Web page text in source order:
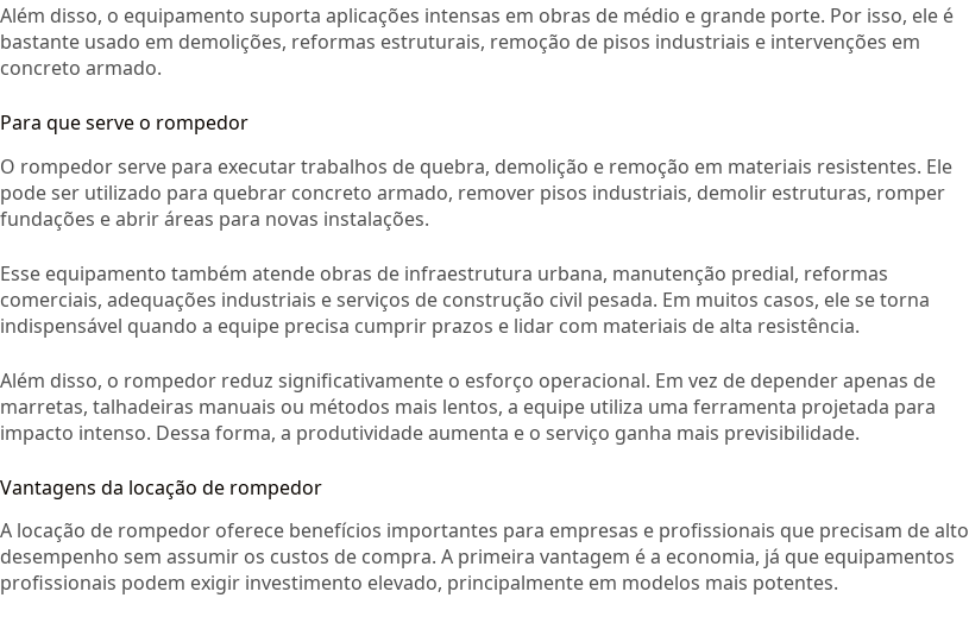
Além disso, o equipamento suporta aplicações intensas em obras de médio e grande porte. Por isso, ele é
bastante usado em demolições, reformas estruturais, remoção de pisos industriais e intervenções em
concreto armado.
Para que serve o rompedor
O rompedor serve para executar trabalhos de quebra, demolição e remoção em materiais resistentes. Ele
pode ser utilizado para quebrar concreto armado, remover pisos industriais, demolir estruturas, romper
fundações e abrir áreas para novas instalações.
Esse equipamento também atende obras de infraestrutura urbana, manutenção predial, reformas
comerciais, adequações industriais e serviços de construção civil pesada. Em muitos casos, ele se torna
indispensável quando a equipe precisa cumprir prazos e lidar com materiais de alta resistência.
Além disso, o rompedor reduz significativamente o esforço operacional. Em vez de depender apenas de
marretas, talhadeiras manuais ou métodos mais lentos, a equipe utiliza uma ferramenta projetada para
impacto intenso. Dessa forma, a produtividade aumenta e o serviço ganha mais previsibilidade.
Vantagens da locação de rompedor
A locação de rompedor oferece benefícios importantes para empresas e profissionais que precisam de alto
desempenho sem assumir os custos de compra. A primeira vantagem é a economia, já que equipamentos
profissionais podem exigir investimento elevado, principalmente em modelos mais potentes.